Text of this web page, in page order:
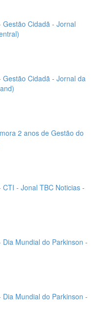
Cidadã - Jornal
Cidadã - Jornal da
2 anos de Gestão do
- Jonal TBC Noticias -
Mundial do Parkinson -
Mundial do Parkinson -